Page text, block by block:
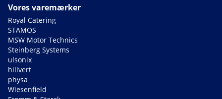
Vores varemærker
Royal Catering
STAMOS
MSW Motor Technics
Steinberg Systems
ulsonix
hillvert
physa
Wiesenfield